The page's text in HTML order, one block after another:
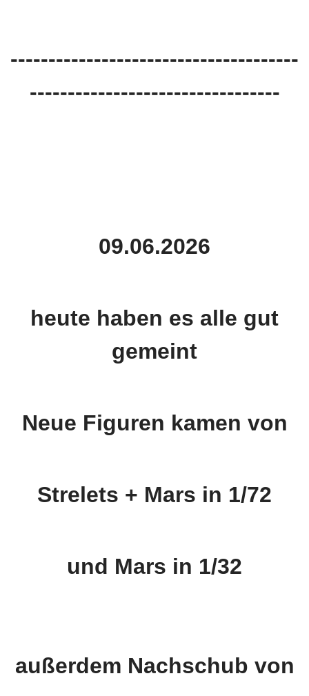
--------------------------------------
---------------------------------
09.06.2026
heute haben es alle gut
gemeint
Neue Figuren kamen von
Strelets + Mars in 1/72
und Mars in 1/32
außerdem Nachschub von